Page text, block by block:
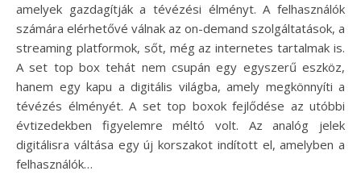
amelyek gazdagítják a tévézési élményt. A felhasználók
számára elérhetővé válnak az on-demand szolgáltatások, a
streaming platformok, sőt, még az internetes tartalmak is.
A set top box tehát nem csupán egy egyszerű eszköz,
hanem egy kapu a digitális világba, amely megkönnyíti a
tévézés élményét. A set top boxok fejlődése az utóbbi
évtizedekben figyelemre méltó volt. Az analóg jelek
digitálisra váltása egy új korszakot indított el, amelyben a
felhasználók…